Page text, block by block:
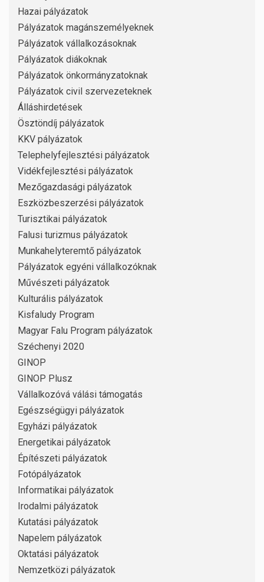
Hazai pályázatok
Pályázatok magánszemélyeknek
Pályázatok vállalkozásoknak
Pályázatok diákoknak
Pályázatok önkormányzatoknak
Pályázatok civil szervezeteknek
Álláshirdetések
Ösztöndíj pályázatok
KKV pályázatok
Telephelyfejlesztési pályázatok
Vidékfejlesztési pályázatok
Mezőgazdasági pályázatok
Eszközbeszerzési pályázatok
Turisztikai pályázatok
Falusi turizmus pályázatok
Munkahelyteremtő pályázatok
Pályázatok egyéni vállalkozóknak
Művészeti pályázatok
Kulturális pályázatok
Kisfaludy Program
Magyar Falu Program pályázatok
Széchenyi 2020
GINOP
GINOP Plusz
Vállalkozóvá válási támogatás
Egészségügyi pályázatok
Egyházi pályázatok
Energetikai pályázatok
Építészeti pályázatok
Fotópályázatok
Informatikai pályázatok
Irodalmi pályázatok
Kutatási pályázatok
Napelem pályázatok
Oktatási pályázatok
Nemzetközi pályázatok